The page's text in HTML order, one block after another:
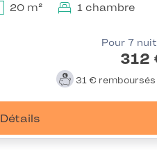
20 m² 1 chambre
Pour 7
312
31 € remboursés
Détails